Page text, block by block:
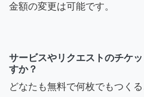
金額の変更は可能です。
サービスやリクエストのチケ
すか？
どなたも無料で何枚でもつくる